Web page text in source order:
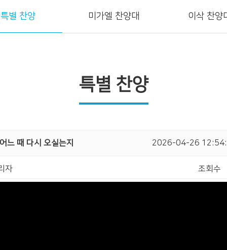
특별 찬양 미가엘 찬양대 이삭 찬양
특별 찬양
느 때 다시 오실는지 2026-04-26
자 조회수